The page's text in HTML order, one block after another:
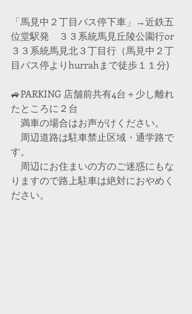
「馬見中２丁目バス停下車」→近鉄五
位堂駅発　３３系統馬見丘陵公園行or
３３系統馬見北３丁目行（馬見中２丁
目バス停よりhurrahまで徒歩１１分)
🚙PARKING 店舗前共有4台＋少し離れ
たところに２台
満車の場合はお声がけください。
​　周辺道路は駐車禁止区域・通学路で
す。
周辺にお住まいの方のご迷惑にもな
りますので路上駐車は絶対におやめく
ださい。